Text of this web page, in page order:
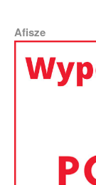
Afisze